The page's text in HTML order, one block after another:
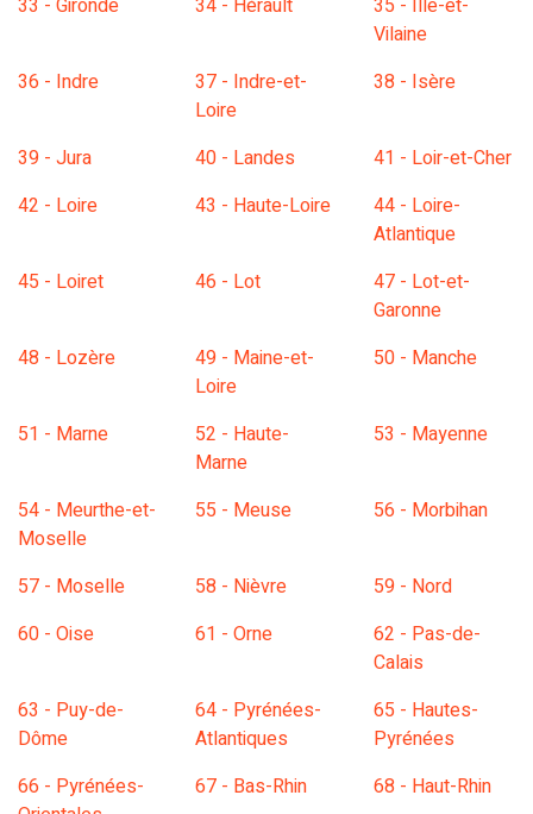
33 - Gironde 34 - Hérault
35 - Ille-et-
Vilaine
36 - Indre
37 - Indre-et-
Loire
38 - Isère
39 - Jura 40 - Landes
41 - Loir-et-Cher
42 - Loire
43 - Haute-Loire
44 - Loire-
Atlantique
45 - Loiret
46 - Lot
47 - Lot-et-
Garonne
48 - Lozère
49 - Maine-et-
Loire
50 - Manche
51 - Marne
52 - Haute-
Marne
53 - Mayenne
54 - Meurthe-et-
Moselle
55 - Meuse 56 - Morbihan
57 - Moselle 58 - Nièvre
59 - Nord
60 - Oise
61 - Orne
62 - Pas-de-
Calais
63 - Puy-de-
Dôme
64 - Pyrénées-
Atlantiques
65 - Hautes-
Pyrénées
66 - Pyrénées-
67 - Bas-Rhin 68 - Haut-Rhin